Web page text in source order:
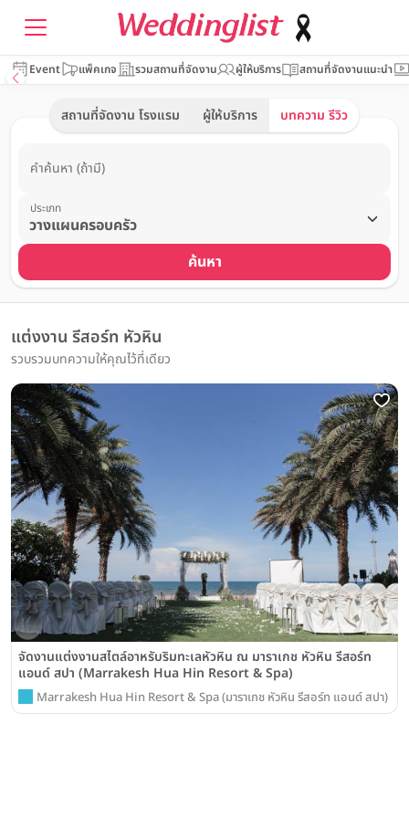
Event แพ็คเกจ รวมสถานที่จัดงาน ผู้ให้บริการ สถานที่จัดงานแนะนำ
สถานที่จัดงาน โรงแรม ผู้ให้บริการ บทความ รีวิว
คำค้นหา (ถ้ามี)
ประเภท
ค้นหา
แต่งงาน รีสอร์ท หัวหิน
รวบรวมบทความให้คุณไว้ที่เดียว
จัดงานแต่งงานสไตล์อาหรับริมทะเลหัวหิน ณ มาราเกช หัวหิน รีสอร์ท
แอนด์ สปา (Marrakesh Hua Hin Resort & Spa)
Marrakesh Hua Hin Resort & Spa (มาราเกช หัวหิน รีสอร์ท แอนด์ สปา)